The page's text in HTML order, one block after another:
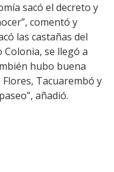
sacó el decreto y
comentó y
las castañas del
se llegó a
hubo buena
Tacuarembó y
añadió.